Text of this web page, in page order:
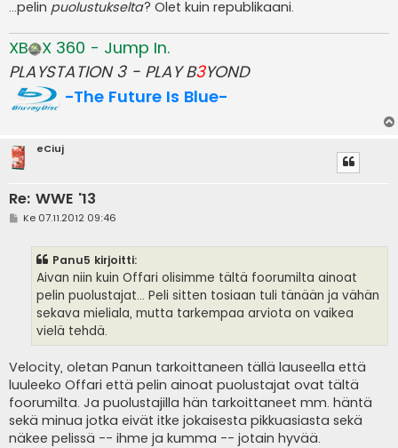
...pelin puolustukselta? Olet kuin republikaani.
XB
X 360 - Jump In.
PLAYSTATION 3 - PLAY B3YOND
-The Future Is Blue-
eCiuj
Re: WWE '13
VKe 07.11.2012 09:46
Panu5 kirjoitti:
Aivan niin kuin Offari olisimme tältä foorumilta ainoat
pelin puolustajat... Peli sitten tosiaan tuli tänään ja vähän
sekava mieliala, mutta tarkempaa arviota on vaikea
vielä tehdä.
Velocity, oletan Panun tarkoittaneen tällä lauseella että
luuleeko Offari että pelin ainoat puolustajat ovat tältä
foorumilta. Ja puolustajilla hän tarkoittaneet mm. häntä
sekä minua jotka eivät itke jokaisesta pikkuasiasta sekä
näkee pelissä -- ihme ja kumma -- jotain hyvää.